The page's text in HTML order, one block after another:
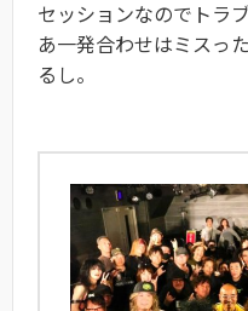
セッションなのでトラ
あ一発合わせはミスっ
るし。